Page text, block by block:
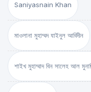
Saniyasnain Khan
মাওলানা মুহাম্মদ যাইনুল আবিদীন
শাইখ মুহাম্মাদ বিন সালেহ আল